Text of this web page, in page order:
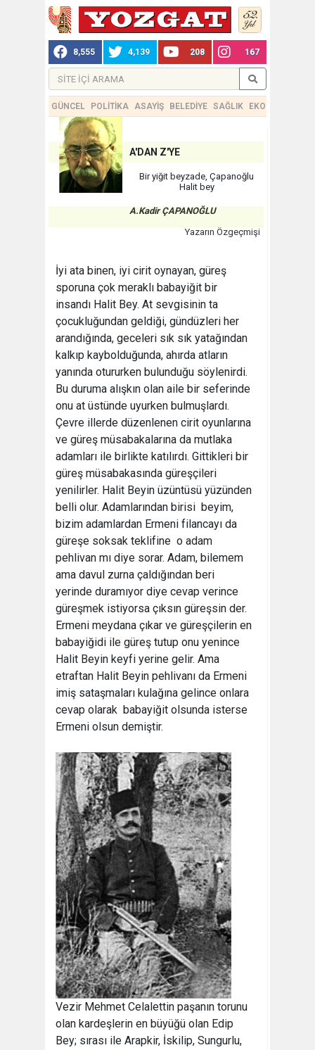
8,555 4,139 208 167
GÜNCEL POLİTİKA ASAYİŞ BELEDİYE SAĞLIK EKONOMİ
A'DAN Z'YE
Bir yiğit beyzade, Çapanoğlu
Halit bey
A.Kadir ÇAPANOĞLU
Yazarın Özgeçmişi
İyi ata binen, iyi cirit oynayan, güreş
sporuna çok meraklı babayiğit bir
insandı Halit Bey. At sevgisinin ta
çocukluğundan geldiği, gündüzleri her
arandığında, geceleri sık sık yatağından
kalkıp kaybolduğunda, ahırda atların
yanında otururken bulunduğu söylenirdi.
Bu duruma alışkın olan aile bir seferinde
onu at üstünde uyurken bulmuşlardı.
Çevre illerde düzenlenen cirit oyunlarına
ve güreş müsabakalarına da mutlaka
adamları ile birlikte katılırdı. Gittikleri bir
güreş müsabakasında güreşçileri
yenilirler. Halit Beyin üzüntüsü yüzünden
belli olur. Adamlarından birisi  beyim,
bizim adamlardan Ermeni filancayı da
güreşe soksak teklifine  o adam
pehlivan mı diye sorar. Adam, bilemem
ama davul zurna çaldığından beri
yerinde duramıyor diye cevap verince
güreşmek istiyorsa çıksın güreşsin der.
Ermeni meydana çıkar ve güreşçilerin en
babayiğidi ile güreş tutup onu yenince
Halit Beyin keyfi yerine gelir. Ama
etraftan Halit Beyin pehlivanı da Ermeni
imiş sataşmaları kulağına gelince onlara
cevap olarak  babayiğit olsunda isterse
Ermeni olsun demiştir.
Vezir Mehmet Celalettin paşanın torunu
olan kardeşlerin en büyüğü olan Edip
Bey; sırası ile Arapkir, İskilip, Sungurlu,